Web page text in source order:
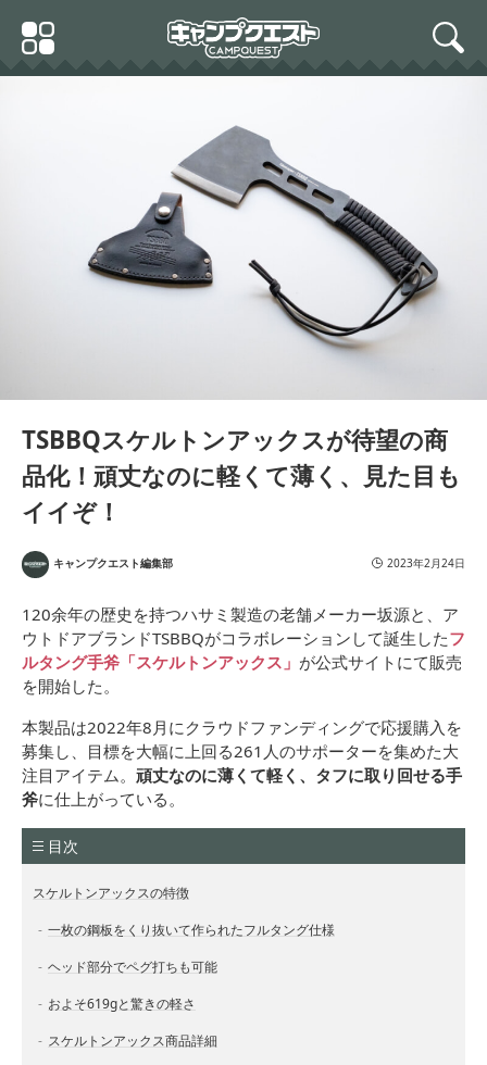
Primary
Menu
search
TSBBQスケルトンアックスが待望の商
品化！頑丈なのに軽くて薄く、見た目も
イイぞ！
キャンプクエスト編集部 2023年2月24日
120余年の歴史を持つハサミ製造の老舗メーカー坂源と、ア
ウトドアブランドTSBBQがコラボレーションして誕生したフ
ルタング手斧「スケルトンアックス」 が公式サイトにて販売
を開始した。
本製品は2022年8月にクラウドファンディングで応援購入を
募集し、目標を大幅に上回る261人のサポーターを集めた大
注目アイテム。 頑丈なのに薄くて軽く、タフに取り回せる手
斧に仕上がっている。
目次
スケルトンアックスの特徴
一枚の鋼板をくり抜いて作られたフルタング仕様
ヘッド部分でペグ打ちも可能
およそ619gと驚きの軽さ
スケルトンアックス商品詳細